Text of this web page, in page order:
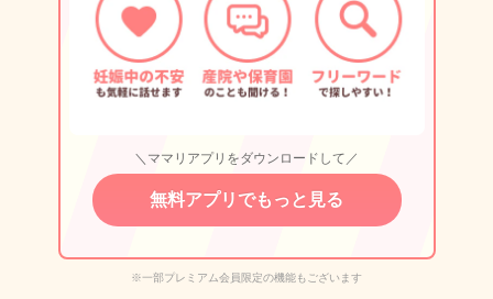
＼ママリアプリをダウンロードして／
無料アプリでもっと見る
※一部プレミアム会員限定の機能もございます